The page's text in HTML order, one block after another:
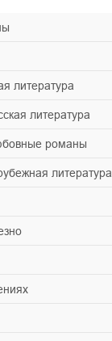
литература
литература
романы
литература